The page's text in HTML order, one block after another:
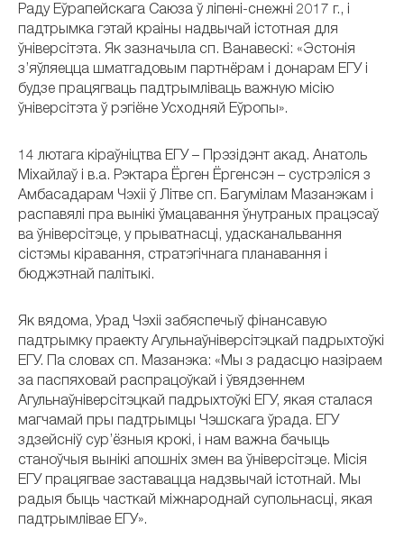
Раду Еўрапейскага Саюза ў ліпені-снежні 2017 г., і
падтрымка гэтай краіны надвычай істотная для
ўніверсітэта. Як зазначыла сп. Ванавескі: «Эстонія
з’яўляецца шматгадовым партнёрам і донарам ЕГУ і
будзе працягваць падтрымліваць важную місію
ўніверсітэта ў рэгіёне Усходняй Еўропы».
14 лютага кіраўніцтва ЕГУ – Прэзідэнт акад. Анатоль
Міхайлаў і в.а. Рэктара Ёрген Ёргенсэн – сустрэліся з
Амбасадарам Чэхіі ў Літве сп. Багумілам Мазанэкам і
распавялі пра вынікі ўмацавання ўнутраных працэсаў
ва ўніверсітэце, у прыватнасці, удасканальвання
сістэмы кіравання, стратэгічнага планавання і
бюджэтнай палітыкі.
Як вядома, Урад Чэхіі забяспечыў фінансавую
падтрымку праекту Агульнаўніверсітэцкай падрыхтоўкі
ЕГУ. Па словах сп. Мазанэка: «Мы з радасцю назіраем
за паспяховай распрацоўкай і ўвядзеннем
Агульнаўніверсітэцкай падрыхтоўкі ЕГУ, якая сталася
магчамай пры падтрымцы Чэшскага ўрада. ЕГУ
здзейсніў сур’ёзныя крокі, і нам важна бачыць
станоўчыя вынікі апошніх змен ва ўніверсітэце. Місія
ЕГУ працягвае заставацца надзвычай істотнай. Мы
радыя быць часткай міжнароднай супольнасці, якая
падтрымлівае ЕГУ».